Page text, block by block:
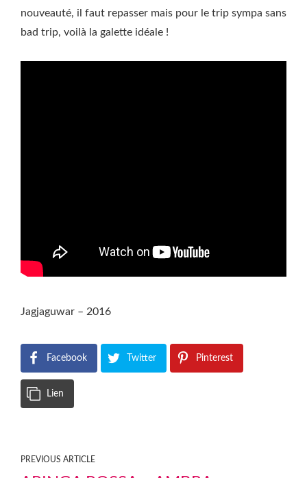
nouveauté, il faut repasser mais pour le trip sympa sans
bad trip, voilà la galette idéale !
Jagjaguwar – 2016
Facebook Twitter Pinterest
Lien
PREVIOUS ARTICLE